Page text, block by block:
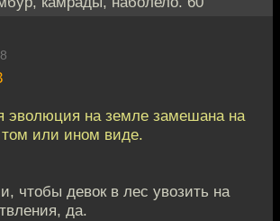
эволюция на земле замешана на
или ином виде.
чтобы девок в лес увозить на
да.